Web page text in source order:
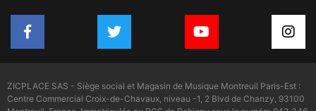
ZICPLACE SAS - Siège social et Magasin de Musique Montreuil Paris-Est :
Centre Commercial Croix-de-Chavaux, niveau -1, 2 Blvd de Chanzy, 93100